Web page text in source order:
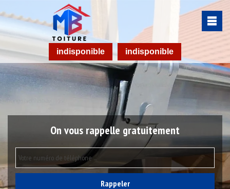
indisponible indisponible
On vous rappelle gratuitement